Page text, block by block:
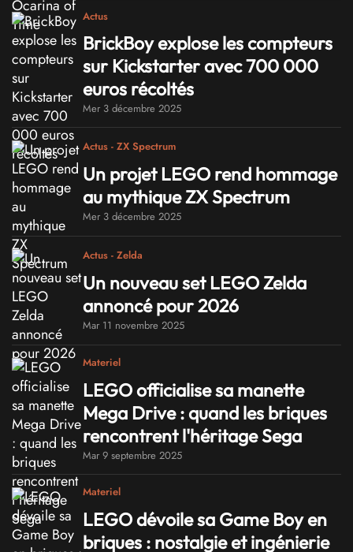
Actus
BrickBoy explose les compteurs
sur Kickstarter avec 700 000
euros récoltés
Mer 3 décembre 2025
Actus - ZX Spectrum
Un projet LEGO rend hommage
au mythique ZX Spectrum
Mer 3 décembre 2025
Actus - Zelda
Un nouveau set LEGO Zelda
annoncé pour 2026
Mar 11 novembre 2025
Materiel
LEGO officialise sa manette
Mega Drive : quand les briques
rencontrent l'héritage Sega
Mar 9 septembre 2025
Materiel
LEGO dévoile sa Game Boy en
briques : nostalgie et ingénierie